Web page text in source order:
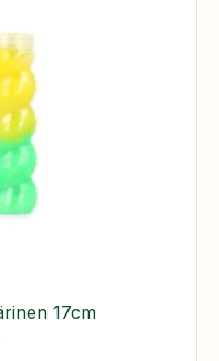
17cm